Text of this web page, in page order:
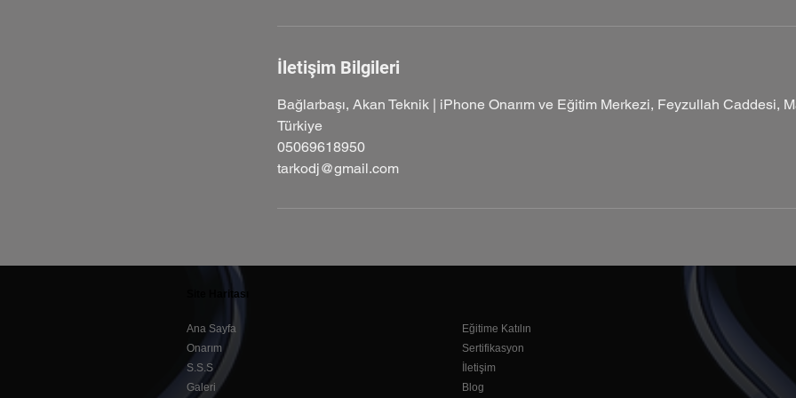
İletişim Bilgileri
Bağlarbaşı, Akan Teknik | iPhone Onarım ve Eğitim Merkezi, Feyzullah Caddesi,
Türkiye
05069618950
tarkodj@gmail.com
Site Haritası
Ana Sayfa
Onarım
S.S.S
Galeri
Eğitime Katılın
Sertifikasyon
İletişim
Blog